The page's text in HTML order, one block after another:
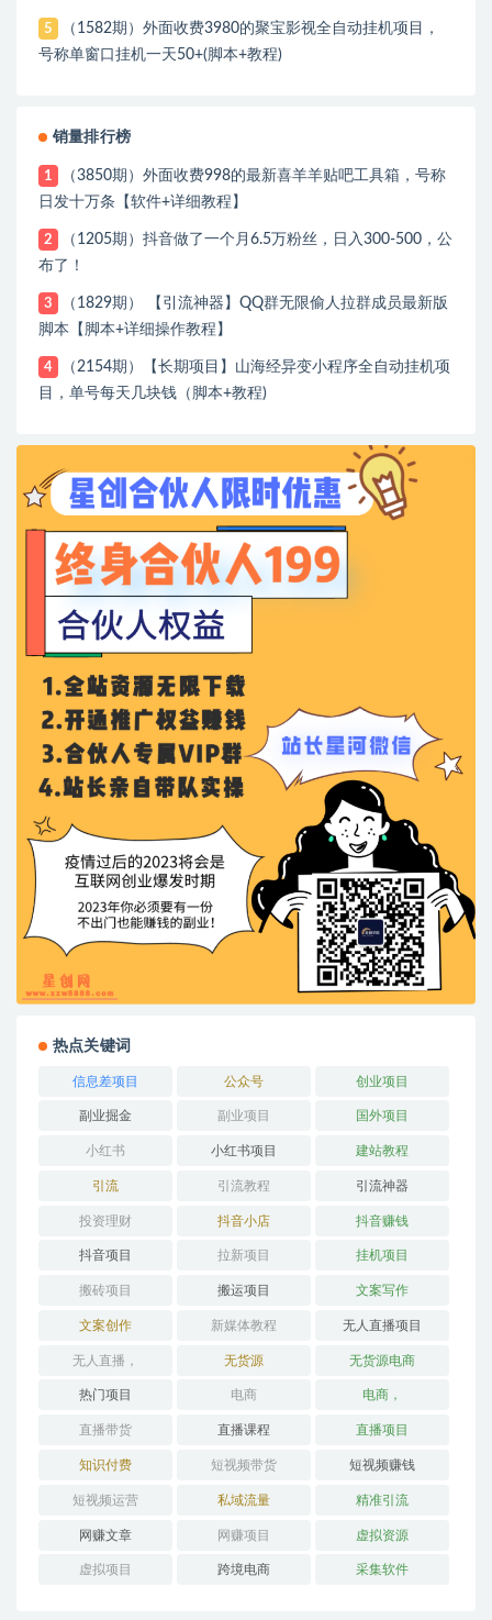
5
（1582期）外面收费3980的聚宝影视全自动挂机项目，
号称单窗口挂机一天50+(脚本+教程)
销量排行榜
1
（3850期）外面收费998的最新喜羊羊贴吧工具箱，号称
日发十万条【软件+详细教程】
2
（1205期）抖音做了一个月6.5万粉丝，日入300-500，公
布了！
3
（1829期） 【引流神器】QQ群无限偷人拉群成员最新版
脚本【脚本+详细操作教程】
4
（2154期）【长期项目】山海经异变小程序全自动挂机项
目，单号每天几块钱（脚本+教程)
热点关键词
信息差项目 公众号 创业项目
副业掘金 副业项目 国外项目
小红书 小红书项目 建站教程
引流 引流教程 引流神器
投资理财 抖音小店 抖音赚钱
抖音项目 拉新项目 挂机项目
搬砖项目 搬运项目 文案写作
文案创作 新媒体教程 无人直播项目
无人直播， 无货源 无货源电商
热门项目 电商 电商，
直播带货 直播课程 直播项目
知识付费 短视频带货 短视频赚钱
短视频运营 私域流量 精准引流
网赚文章 网赚项目 虚拟资源
虚拟项目 跨境电商 采集软件